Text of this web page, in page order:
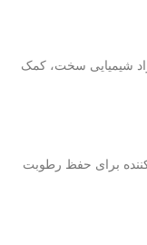
شیمیایی سخت، کمک
برای حفظ رطوبت